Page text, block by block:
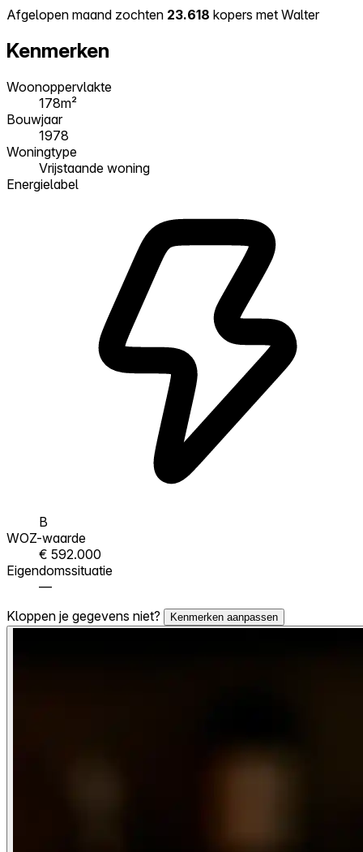
Afgelopen maand zochten 23.618 kopers met Walter
Kenmerken
Woonoppervlakte
178m²
Bouwjaar
1978
Woningtype
Vrijstaande woning
Energielabel
B
WOZ-waarde
€ 592.000
Eigendomssituatie
—
Kloppen je gegevens niet?
Kenmerken aanpassen